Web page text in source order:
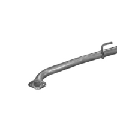
Bedrijfswagen parts
Contact